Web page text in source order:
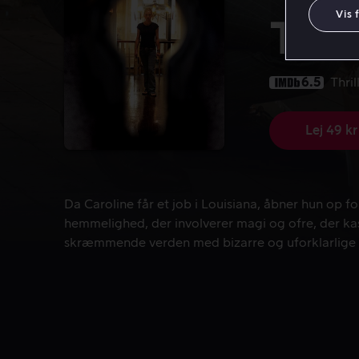
The
6.5
Lej 49 kr
Da Caroline får et job i Louisiana, åbner hun op
Da Caroline får et job i Louisiana, åbner hun op
hemmelighed, der involverer magi og ofre, der
skræmmende verden med bizarre og uforklarlige
Vis